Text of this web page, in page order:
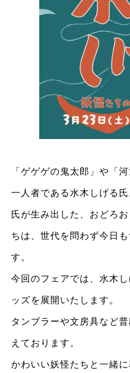
「ゲゲゲの鬼太郎」や「
一人者である水木しげる氏
氏が生み出した、おどろ
ちは、世代を問わず今日
す。
今回のフェアでは、水木
ッズを展開いたします。
タンブラーや文房具など
えております。
かわいい妖怪たちと一緒に